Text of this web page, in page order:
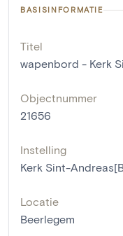
BASISINFORMATIE
Titel
wapenbord - Kerk
Objectnummer
21656
Instelling
Kerk Sint-
Locatie
Beerlegem